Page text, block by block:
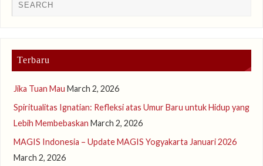
Terbaru
Jika Tuan Mau March 2, 2026
Spiritualitas Ignatian: Refleksi atas Umur Baru untuk Hidup yang
Lebih Membebaskan March 2, 2026
MAGIS Indonesia – Update MAGIS Yogyakarta Januari 2026
March 2, 2026